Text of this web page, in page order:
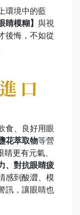
環境中的藍
睛模糊】 與視
後悔，不如從
食、良好用眼
花萃取物等營
更有元氣、
、對抗眼睛疲
感到酸澀、模
訊，讓眼睛也